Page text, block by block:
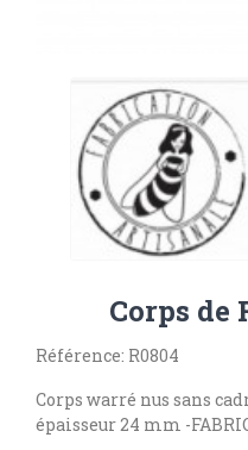
Corps de
Référence: R0804
Corps warré nus sans
épaisseur 24 mm -